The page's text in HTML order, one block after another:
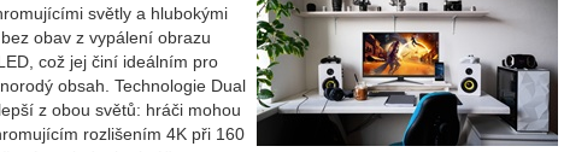
světly a hlubokými
obav z vypálení obrazu
což jej činí ideálním pro
obsah. Technologie Dual
z obou světů: hráči mohou
rozlišením 4K při 160